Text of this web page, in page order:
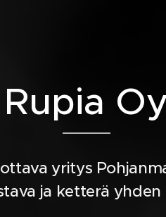
Rupia
yritys
ja ketterä